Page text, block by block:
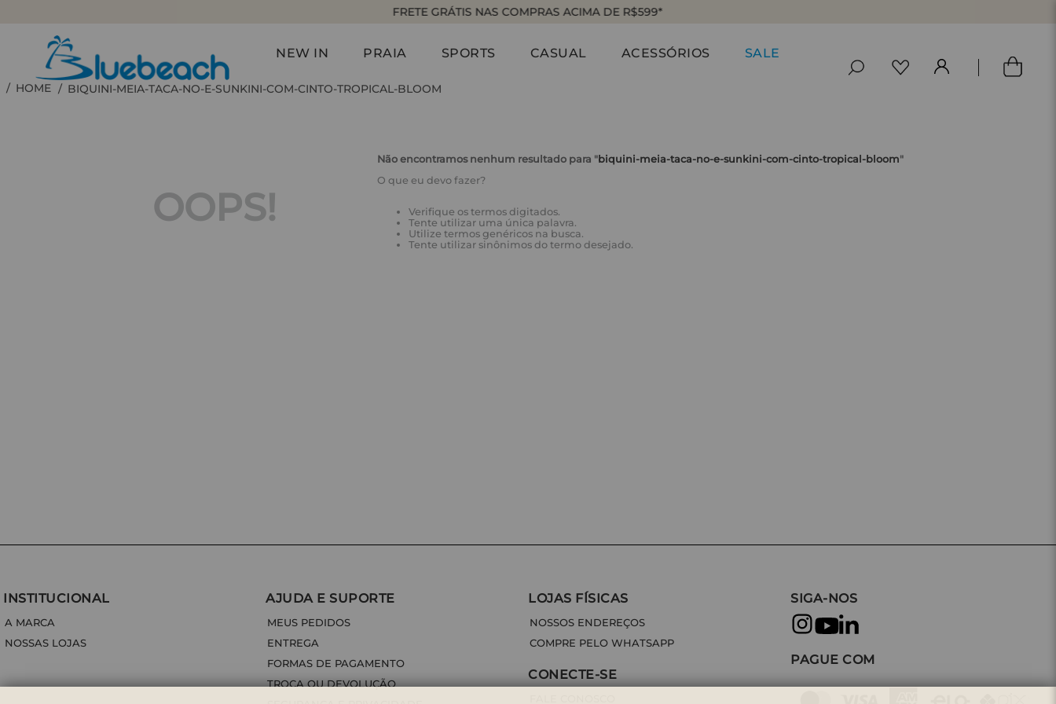
FRETE GRÁTIS NAS COMPRAS ACIMA DE R$599* ENTREGA EXPRESSA PARA SÃO PAULO*
NEW IN PRAIA SPORTS CASUAL ACESSÓRIOS SALE
BIQUINI-MEIA-TACA-NO-E-SUNKINI-COM-CINTO-TROPICAL-BLOOM
OOPS!
Não encontramos nenhum resultado para " biquini-meia-taca-no-e-sunkini-com-cinto-tropical-bloom"
O que eu devo fazer?
Verifique os termos digitados.
Tente utilizar uma única palavra.
Utilize termos genéricos na busca.
Tente utilizar sinônimos do termo desejado.
INSTITUCIONAL
A MARCA
NOSSAS LOJAS
AJUDA E SUPORTE
MEUS PEDIDOS
ENTREGA
FORMAS DE PAGAMENTO
TROCA OU DEVOLUÇÃO
LOJAS FÍSICAS
NOSSOS ENDEREÇOS
COMPRE PELO WHATSAPP
CONECTE-SE
SIGA-NOS
PAGUE COM